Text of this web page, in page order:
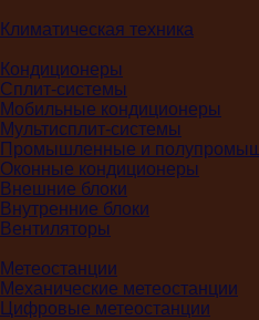
Климатическая техника
Кондиционеры
Сплит-системы
Мобильные кондиционеры
Мультисплит-системы
Промышленные и
Оконные кондиционеры
Внешние блоки
Внутренние блоки
Вентиляторы
Метеостанции
Механические метеостанции
Цифровые метеостанции